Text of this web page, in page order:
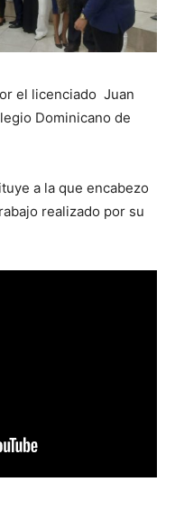
el licenciado Juan
Dominicano de
a la que encabezo
realizado por su